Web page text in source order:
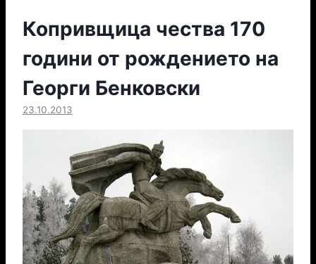
Копривщица чества 170
години от рождението на
Георги Бенковски
23.10.2013